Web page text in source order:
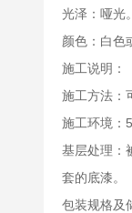
光泽：哑光。
颜色：白色
施工说明：
施工方法：
施工环境：
基层处理：
套的底漆。
包装规格及